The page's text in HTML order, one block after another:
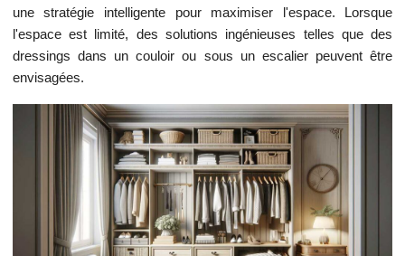
une stratégie intelligente pour maximiser l'espace. Lorsque
l'espace est limité, des solutions ingénieuses telles que des
dressings dans un couloir ou sous un escalier peuvent être
envisagées.